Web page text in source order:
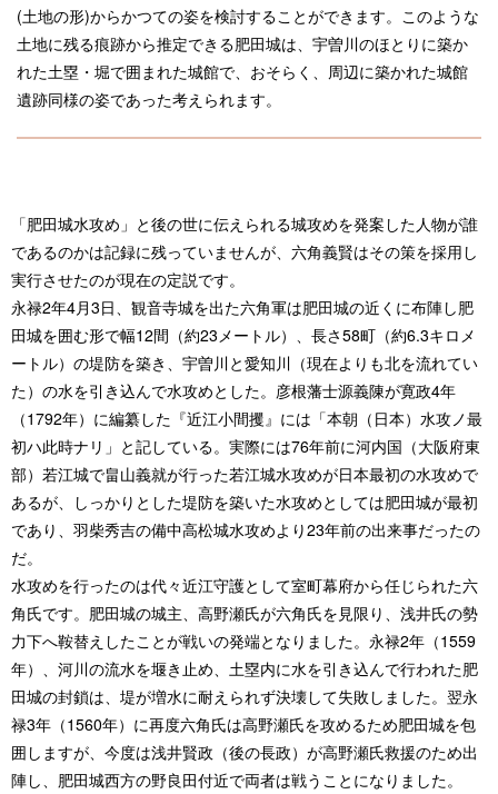
(土地の形)からかつての姿を検討することができます。このような
土地に残る痕跡から推定できる肥田城は、宇曽川のほとりに築か
れた土塁・堀で囲まれた城館で、おそらく、周辺に築かれた城館
遺跡同様の姿であった考えられます。
「肥田城水攻め」と後の世に伝えられる城攻めを発案した人物が誰
であるのかは記録に残っていませんが、六角義賢はその策を採用し
実行させたのが現在の定説です。
永禄2年4月3日、観音寺城を出た六角軍は肥田城の近くに布陣し肥
田城を囲む形で幅12間（約23メートル）、長さ58町（約6.3キロメ
ートル）の堤防を築き、宇曽川と愛知川（現在よりも北を流れてい
た）の水を引き込んで水攻めとした。彦根藩士源義陳が寛政4年
（1792年）に編纂した『近江小間攫』には「本朝（日本）水攻ノ最
初ハ此時ナリ」と記している。実際には76年前に河内国（大阪府東
部）若江城で畠山義就が行った若江城水攻めが日本最初の水攻めで
あるが、しっかりとした堤防を築いた水攻めとしては肥田城が最初
であり、羽柴秀吉の備中高松城水攻めより23年前の出来事だったの
だ。
水攻めを行ったのは代々近江守護として室町幕府から任じられた六
角氏です。肥田城の城主、高野瀬氏が六角氏を見限り、浅井氏の勢
力下へ鞍替えしたことが戦いの発端となりました。永禄2年（1559
年）、河川の流水を堰き止め、土塁内に水を引き込んで行われた肥
田城の封鎖は、堤が増水に耐えられず決壊して失敗しました。翌永
禄3年（1560年）に再度六角氏は高野瀬氏を攻めるため肥田城を包
囲しますが、今度は浅井賢政（後の長政）が高野瀬氏救援のため出
陣し、肥田城西方の野良田付近で両者は戦うことになりました。